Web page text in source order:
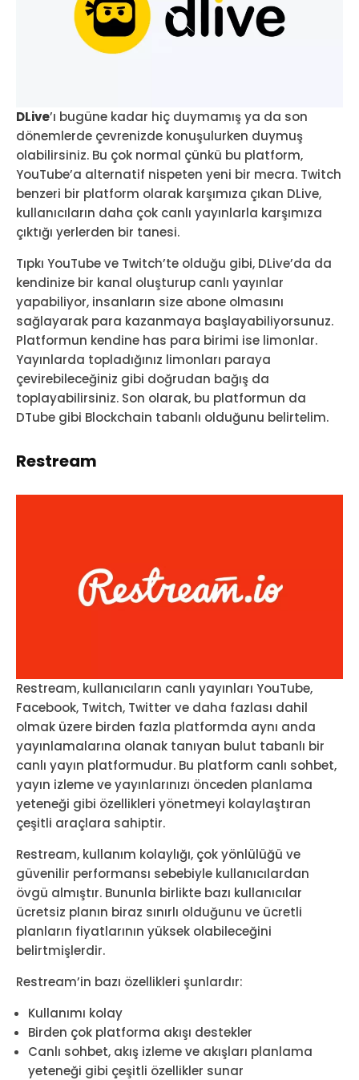
DLive’ı bugüne kadar hiç duymamış ya da son
dönemlerde çevrenizde konuşulurken duymuş
olabilirsiniz. Bu çok normal çünkü bu platform,
YouTube’a alternatif nispeten yeni bir mecra. Twitch
benzeri bir platform olarak karşımıza çıkan DLive,
kullanıcıların daha çok canlı yayınlarla karşımıza
çıktığı yerlerden bir tanesi.
Tıpkı YouTube ve Twitch’te olduğu gibi, DLive’da da
kendinize bir kanal oluşturup canlı yayınlar
yapabiliyor, insanların size abone olmasını
sağlayarak para kazanmaya başlayabiliyorsunuz.
Platformun kendine has para birimi ise limonlar.
Yayınlarda topladığınız limonları paraya
çevirebileceğiniz gibi doğrudan bağış da
toplayabilirsiniz. Son olarak, bu platformun da
DTube gibi Blockchain tabanlı olduğunu belirtelim.
Restream
Restream, kullanıcıların canlı yayınları YouTube,
Facebook, Twitch, Twitter ve daha fazlası dahil
olmak üzere birden fazla platformda aynı anda
yayınlamalarına olanak tanıyan bulut tabanlı bir
canlı yayın platformudur. Bu platform canlı sohbet,
yayın izleme ve yayınlarınızı önceden planlama
yeteneği gibi özellikleri yönetmeyi kolaylaştıran
çeşitli araçlara sahiptir.
Restream, kullanım kolaylığı, çok yönlülüğü ve
güvenilir performansı sebebiyle kullanıcılardan
övgü almıştır. Bununla birlikte bazı kullanıcılar
ücretsiz planın biraz sınırlı olduğunu ve ücretli
planların fiyatlarının yüksek olabileceğini
belirtmişlerdir.
Restream’in bazı özellikleri şunlardır:
Kullanımı kolay
Birden çok platforma akışı destekler
Canlı sohbet, akış izleme ve akışları planlama
yeteneği gibi çeşitli özellikler sunar